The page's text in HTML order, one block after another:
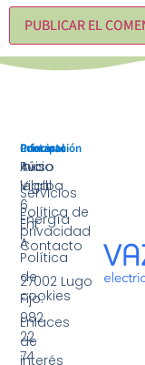
Principal
Inicio
Servicios
Energía
Contacto
Información
Aviso
legal
Política de
privacidad
Política
de
cookies
Enlaces
de
interés
Contacto
Rúa
Vilalba
6
Ent
A
·
27002 Lugo
Fijo:
982
22
74